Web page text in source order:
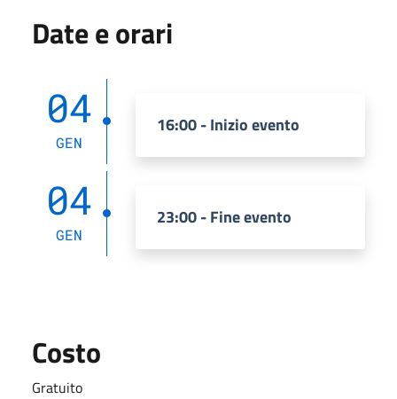
Date e orari
04
GEN
16:00 - Inizio evento
04
GEN
23:00 - Fine evento
Costo
Gratuito